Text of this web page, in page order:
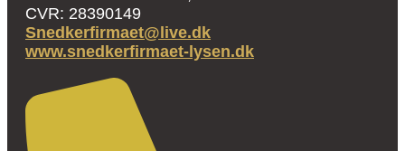
CVR: 28390149
Snedkerfirmaet@live.dk
www.snedkerfirmaet-lysen.dk